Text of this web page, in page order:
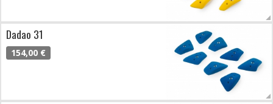
Dadao 31
154,00 €